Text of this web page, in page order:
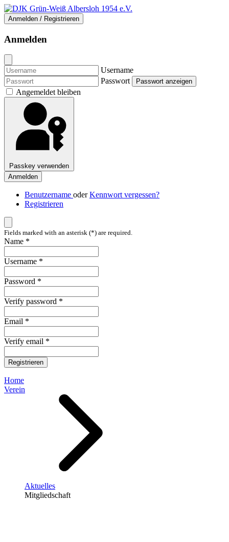
Anmelden / Registrieren
Anmelden
Username
Passwort
Passwort anzeigen
Angemeldet bleiben
Passkey verwenden
Anmelden
Benutzername oderKennwort vergessen?
Registrieren
Fields marked with an asterisk (*) are required.
Name *
Username *
Password *
Verify password *
Email *
Verify email *
Registrieren
Home
Verein
Aktuelles
Mitgliedschaft